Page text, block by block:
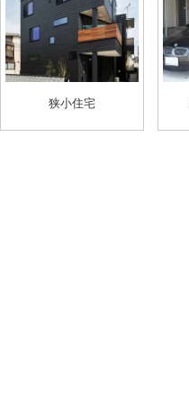
狭小住宅